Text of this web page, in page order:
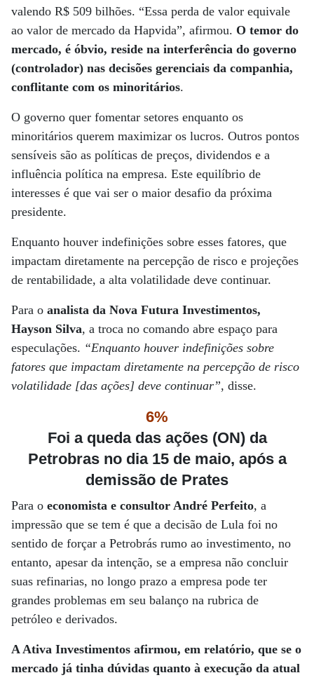
valendo R$ 509 bilhões. “Essa perda de valor equivale
ao valor de mercado da Hapvida”, afirmou. O temor do
mercado, é óbvio, reside na interferência do governo
(controlador) nas decisões gerenciais da companhia,
conflitante com os minoritários.
O governo quer fomentar setores enquanto os
minoritários querem maximizar os lucros. Outros pontos
sensíveis são as políticas de preços, dividendos e a
influência política na empresa. Este equilíbrio de
interesses é que vai ser o maior desafio da próxima
presidente.
Enquanto houver indefinições sobre esses fatores, que
impactam diretamente na percepção de risco e projeções
de rentabilidade, a alta volatilidade deve continuar.
Para o analista da Nova Futura Investimentos,
Hayson Silva, a troca no comando abre espaço para
especulações. “Enquanto houver indefinições sobre
fatores que impactam diretamente na percepção de risco
volatilidade [das ações] deve continuar”, disse.
6%
Foi a queda das ações (ON) da
Petrobras no dia 15 de maio, após a
demissão de Prates
Para o economista e consultor André Perfeito, a
impressão que se tem é que a decisão de Lula foi no
sentido de forçar a Petrobrás rumo ao investimento, no
entanto, apesar da intenção, se a empresa não concluir
suas refinarias, no longo prazo a empresa pode ter
grandes problemas em seu balanço na rubrica de
petróleo e derivados.
A Ativa Investimentos afirmou, em relatório, que se o
mercado já tinha dúvidas quanto à execução da atual